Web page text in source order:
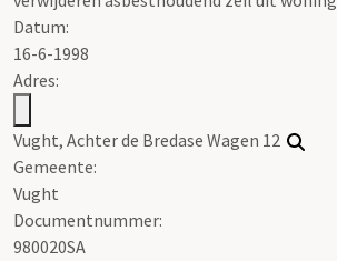
Datum:
16-6-1998
Adres:
Vught, Achter de Bredase Wagen 12
Gemeente:
Vught
Documentnummer:
980020SA